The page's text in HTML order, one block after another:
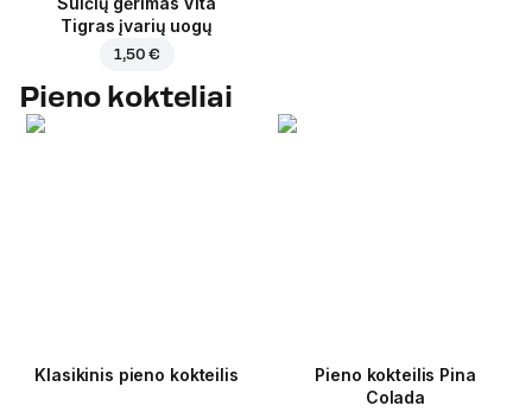
Tigras įvarių uogų
1,50 €
Pieno kokteliai
Klasikinis pieno kokteilis
Pieno kokteilis Pina
Colada